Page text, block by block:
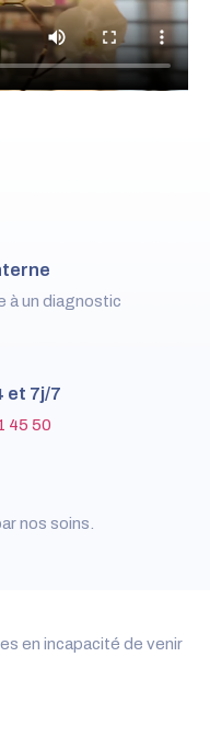
à un diagnostic
et 7j/7
45 50
nos soins.
en incapacité de venir